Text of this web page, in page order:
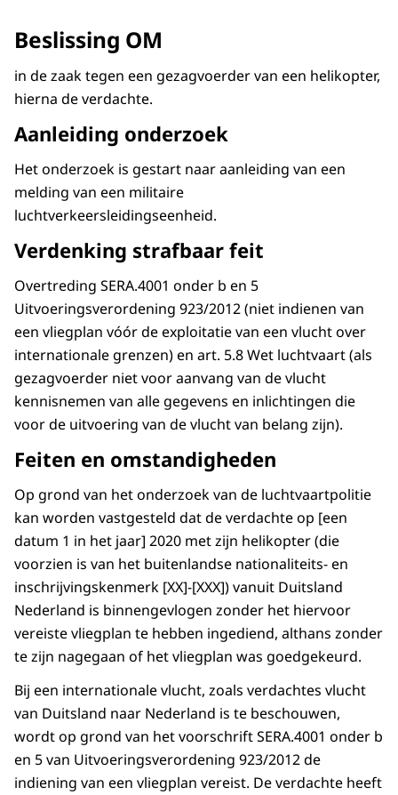
Beslissing OM
in de zaak tegen een gezagvoerder van een helikopter,
hierna de verdachte.
Aanleiding onderzoek
Het onderzoek is gestart naar aanleiding van een
melding van een militaire
luchtverkeersleidingseenheid.
Verdenking strafbaar feit
Overtreding SERA.4001 onder b en 5
Uitvoeringsverordening 923/2012 (niet indienen van
een vliegplan vóór de exploitatie van een vlucht over
internationale grenzen) en art. 5.8 Wet luchtvaart (als
gezagvoerder niet voor aanvang van de vlucht
kennisnemen van alle gegevens en inlichtingen die
voor de uitvoering van de vlucht van belang zijn).
Feiten en omstandigheden
Op grond van het onderzoek van de luchtvaartpolitie
kan worden vastgesteld dat de verdachte op [een
datum 1 in het jaar] 2020 met zijn helikopter (die
voorzien is van het buitenlandse nationaliteits- en
inschrijvingskenmerk [XX]-[XXX]) vanuit Duitsland
Nederland is binnengevlogen zonder het hiervoor
vereiste vliegplan te hebben ingediend, althans zonder
te zijn nagegaan of het vliegplan was goedgekeurd.
Bij een internationale vlucht, zoals verdachtes vlucht
van Duitsland naar Nederland is te beschouwen,
wordt op grond van het voorschrift SERA.4001 onder b
en 5 van Uitvoeringsverordening 923/2012 de
indiening van een vliegplan vereist. De verdachte heeft